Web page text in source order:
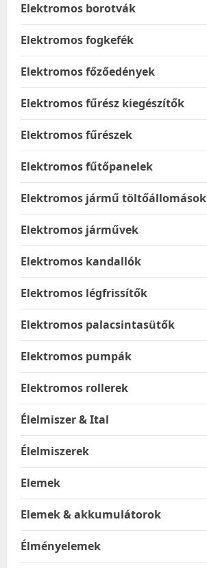
Elektromos borotvák
Elektromos fogkefék
Elektromos főzőedények
Elektromos fűrész kiegészítők
Elektromos fűrészek
Elektromos fűtőpanelek
Elektromos jármű töltőállomások
Elektromos járművek
Elektromos kandallók
Elektromos légfrissítők
Elektromos palacsintasütők
Elektromos pumpák
Elektromos rollerek
Élelmiszer & Ital
Élelmiszerek
Elemek
Elemek & akkumulátorok
Élményelemek